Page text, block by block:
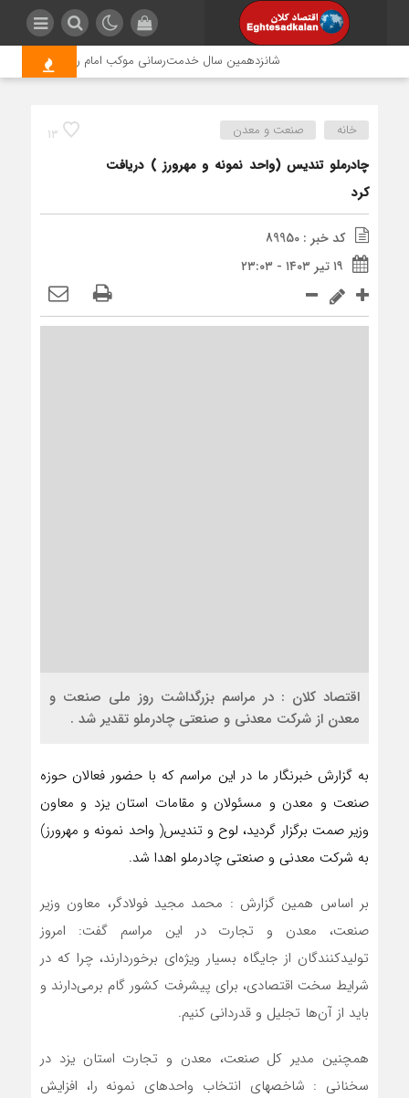
شانزدهمین سال خدمت‌رسانی موکب امام رضا (ع) پتروشیمی
13 خانه صنعت و معدن
چادرملو تندیس (واحد نمونه و مهرورز ) دریافت
کرد
کد خبر : 89950
۱۹ تیر ۱۴۰۳ - ۲۳:۰۳
اقتصاد کلان : در مراسم بزرگداشت روز ملی صنعت و
معدن از شرکت معدنی و صنعتی چادرملو تقدیر شد .
به گزارش خبرنگار ما در این مراسم که با حضور فعالان حوزه
صنعت و معدن و مسئولان و مقامات استان یزد و معاون
وزیر صمت برگزار گردید، لوح و تندیس( واحد نمونه و مهرورز)
به شرکت معدنی و صنعتی چادرملو اهدا شد.
بر اساس همین گزارش : محمد مجید فولادگر، معاون وزیر
صنعت، معدن و تجارت در این مراسم گفت: امروز
تولیدکنندگان از جایگاه بسیار ویژه‌ای برخوردارند، چرا که در
شرایط سخت اقتصادی، برای پیشرفت کشور گام برمی‌دارند و
باید از آن‌ها تجلیل و قدردانی کنیم.
همچنین مدیر کل صنعت، معدن و تجارت استان یزد در
سخنانی : شاخصهای انتخاب واحدهای نمونه را، افزایش